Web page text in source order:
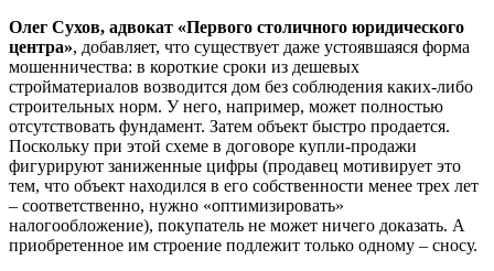
Олег Сухов, адвокат «Первого столичного юридического
центра», добавляет, что существует даже устоявшаяся форма
мошенничества: в короткие сроки из дешевых
стройматериалов возводится дом без соблюдения каких-либо
строительных норм. У него, например, может полностью
отсутствовать фундамент. Затем объект быстро продается.
Поскольку при этой схеме в договоре купли-продажи
фигурируют заниженные цифры (продавец мотивирует это
тем, что объект находился в его собственности менее трех лет
– соответственно, нужно «оптимизировать»
налогообложение), покупатель не может ничего доказать. А
приобретенное им строение подлежит только одному – сносу.